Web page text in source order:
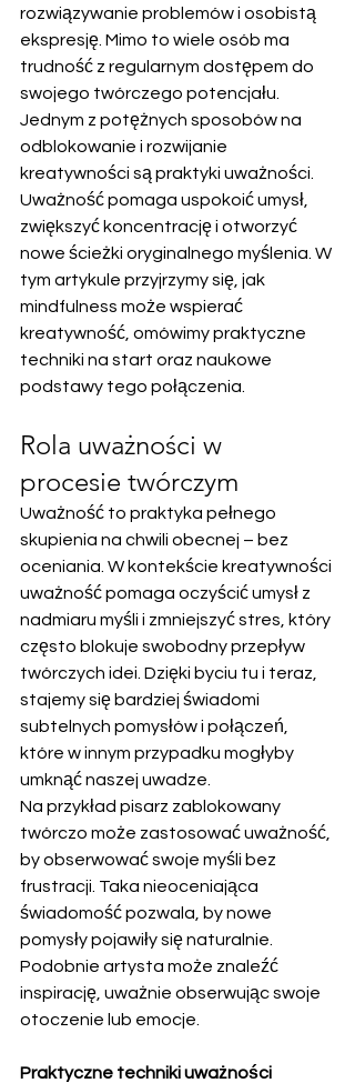
rozwiązywanie problemów i osobistą
ekspresję. Mimo to wiele osób ma
trudność z regularnym dostępem do
swojego twórczego potencjału.
Jednym z potężnych sposobów na
odblokowanie i rozwijanie
kreatywności są praktyki uważności.
Uważność pomaga uspokoić umysł,
zwiększyć koncentrację i otworzyć
nowe ścieżki oryginalnego myślenia. W
tym artykule przyjrzymy się, jak
mindfulness może wspierać
kreatywność, omówimy praktyczne
techniki na start oraz naukowe
podstawy tego połączenia.
Rola uważności w
procesie twórczym
Uważność to praktyka pełnego
skupienia na chwili obecnej – bez
oceniania. W kontekście kreatywności
uważność pomaga oczyścić umysł z
nadmiaru myśli i zmniejszyć stres, który
często blokuje swobodny przepływ
twórczych idei. Dzięki byciu tu i teraz,
stajemy się bardziej świadomi
subtelnych pomysłów i połączeń,
które w innym przypadku mogłyby
umknąć naszej uwadze.
Na przykład pisarz zablokowany
twórczo może zastosować uważność,
by obserwować swoje myśli bez
frustracji. Taka nieoceniająca
świadomość pozwala, by nowe
pomysły pojawiły się naturalnie.
Podobnie artysta może znaleźć
inspirację, uważnie obserwując swoje
otoczenie lub emocje.
Praktyczne techniki uważności